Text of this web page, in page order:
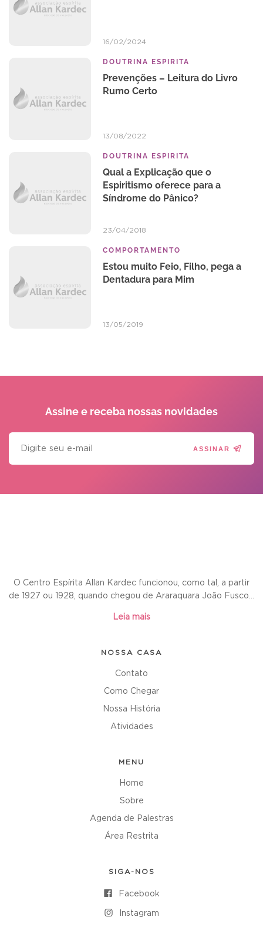
16/02/2024
DOUTRINA ESPIRITA
Prevenções – Leitura do Livro
Rumo Certo
13/08/2022
DOUTRINA ESPIRITA
Qual a Explicação que o
Espiritismo oferece para a
Síndrome do Pânico?
23/04/2018
COMPORTAMENTO
Estou muito Feio, Filho, pega a
Dentadura para Mim
13/05/2019
Assine e receba nossas novidades
ASSINAR
O Centro Espírita Allan Kardec funcionou, como tal, a partir
de 1927 ou 1928, quando chegou de Araraquara João Fusco...
Leia mais
NOSSA CASA
Contato
Como Chegar
Nossa História
Atividades
MENU
Home
Sobre
Agenda de Palestras
Área Restrita
SIGA-NOS
Facebook
Instagram